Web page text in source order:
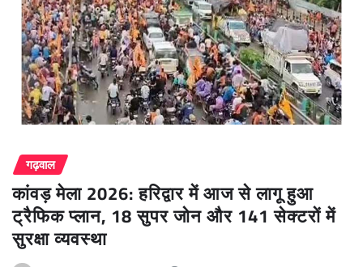
गढ़वाल
कांवड़ मेला 2026: हरिद्वार में आज से लागू हुआ
ट्रैफिक प्लान, 18 सुपर जोन और 141 सेक्टरों में
सुरक्षा व्यवस्था